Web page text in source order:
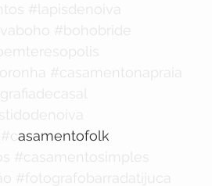
#lapisdenoiva
#bohobride
#casamentonapraia
#c asamentofolk
#casamentosimples
#fotografobarradatijuca